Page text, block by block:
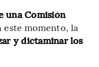
una Comisión
este momento, la
y dictaminar los